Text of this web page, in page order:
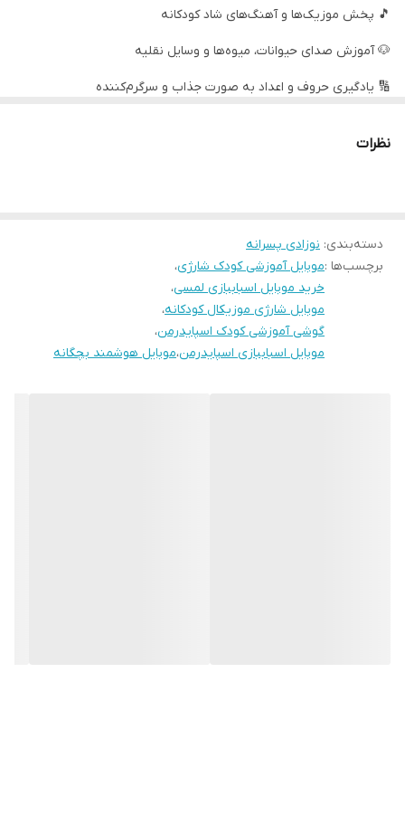
عالی برای هدیه تولد، مهدکودک و آموزش‌های اولیه.
🎵 پخش موزیک‌ها و آهنگ‌های شاد کودکانه
🐶 آموزش صدای حیوانات، میوه‌ها و وسایل نقلیه
🔢 یادگیری حروف و اعداد به صورت جذاب و سرگرم‌کننده
نظرات
دسته‌بندی: نوزادی پسرانه
برچسب‌ها :موبایل آموزشی کودک شارژی،
خرید موبایل اسباببازی لمسی،
موبایل شارژی موزیکال کودکانه،
گوشی آموزشی کودک اسپایدرمن،
موبایل اسباببازی اسپایدرمن،موبایل هوشمند بچگانه